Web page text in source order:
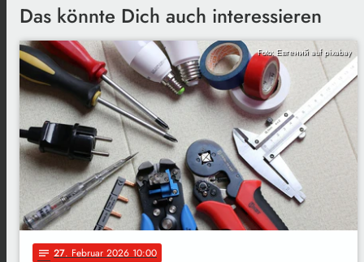
Das könnte Dich auch interessieren
Foto: Евгений auf pixabay
notes 27. Februar 2026 10:00